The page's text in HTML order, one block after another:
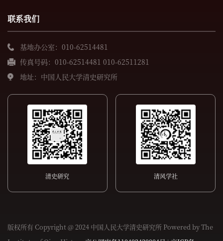
联系我们
基地办公室：010-62514481
传真号码：010-62514481 010-62511281
地址：中国人民大学清史研究所
清史研究 清风学社
版权所有 Copyright @ 2024 中国人民大学清史研究所 Powered by The